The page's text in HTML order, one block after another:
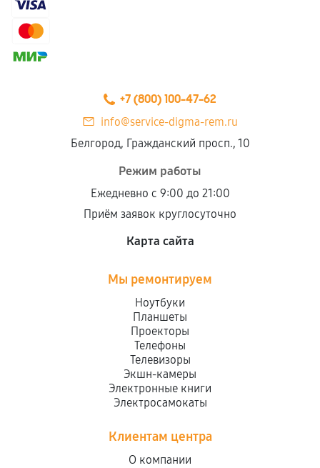
+7 (800) 100-47-62
info@service-digma-rem.ru
Белгород, Гражданский просп., 10
Режим работы
Ежедневно с 9:00 до 21:00
Приём заявок круглосуточно
Карта сайта
Мы ремонтируем
Ноутбуки
Планшеты
Проекторы
Телефоны
Телевизоры
Экшн-камеры
Электронные книги
Электросамокаты
Клиентам центра
О компании